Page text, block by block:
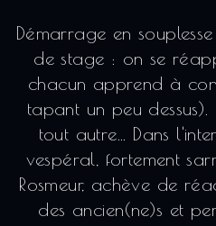
Démarrage en
de stage : on se
chacun apprend à
tapant un peu
tout autre... Dans
vespéral, fortement
Rosmeur, achève de
des ancien(ne)s et